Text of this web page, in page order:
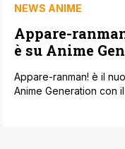
NEWS ANIME
Appare-
è su Anime
Appare-ranman! è il
Anime Generation con